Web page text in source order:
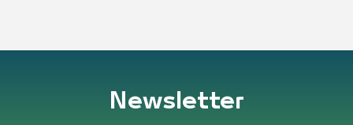
Newsletter